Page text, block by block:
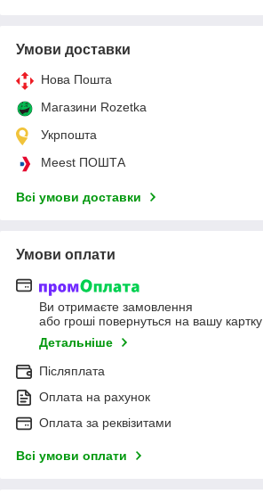
Умови доставки
Нова Пошта
Магазини Rozetka
Укрпошта
Meest ПОШТА
Всі умови доставки
Умови оплати
Ви отримаєте замовлення
або гроші повернуться на вашу картку
Детальніше
Післяплата
Оплата на рахунок
Оплата за реквізитами
Всі умови оплати